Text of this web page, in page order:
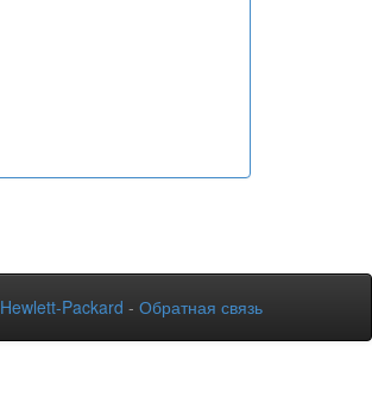
Hewlett-Packard - Обратная связь